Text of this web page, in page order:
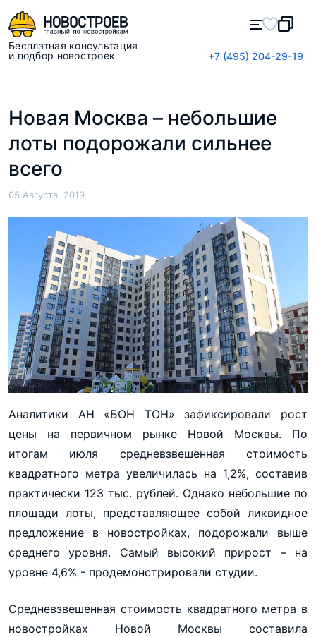
Бесплатная консультация
и подбор новостроек
+7 (495) 204-29-19
Новая Москва – небольшие
лоты подорожали сильнее
всего
05 Августа, 2019
Аналитики АН «БОН ТОН» зафиксировали рост
цены на первичном рынке Новой Москвы. По
итогам июля средневзвешенная стоимость
квадратного метра увеличилась на 1,2%, составив
практически 123 тыс. рублей. Однако небольшие по
площади лоты, представляющее собой ликвидное
предложение в новостройках, подорожали выше
среднего уровня. Самый высокий прирост – на
уровне 4,6% - продемонстрировали студии.
Средневзвешенная стоимость квадратного метра в
новостройках Новой Москвы составила